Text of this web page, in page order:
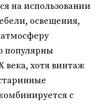
на использовании
освещения,
популярны
века, хотя винтаж
с